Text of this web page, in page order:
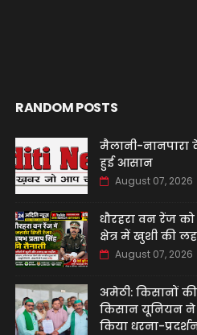
RANDOM POSTS
मैलानी-नानपारा
हुई आसान
August 07, 2026
धौरहरा वन रेंज को
क्षेत्र में खुशी की
August 07, 2026
अमेठी: किसानों
किसान यूनियन ने
किया धरना-